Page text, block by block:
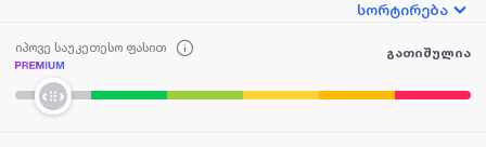
სორტირება
იპოვე საუკეთესო ფასით გათიშულია